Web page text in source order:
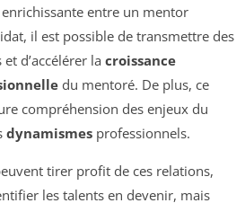
entre un mentor
il est possible de transmettre des
d’accélérer la croissance
du mentoré. De plus, ce
compréhension des enjeux du
dynamismes professionnels.
tirer profit de ces relations,
les talents en devenir, mais